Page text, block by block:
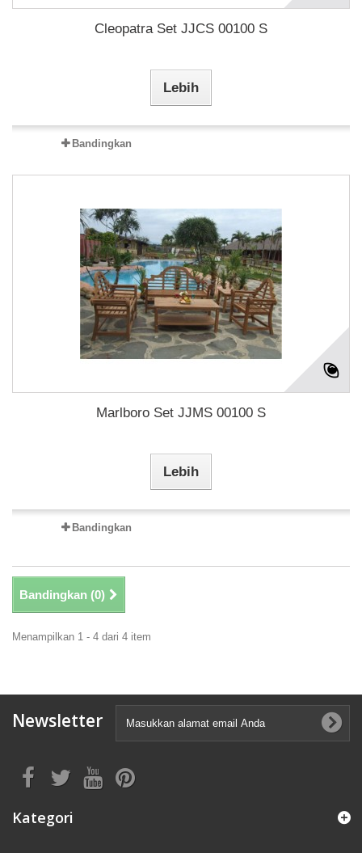
Cleopatra Set JJCS 00100 S
Lebih
Bandingkan
Marlboro Set JJMS 00100 S
Lebih
Bandingkan
Bandingkan (0)
Menampilkan 1 - 4 dari 4 item
Newsletter
Kategori